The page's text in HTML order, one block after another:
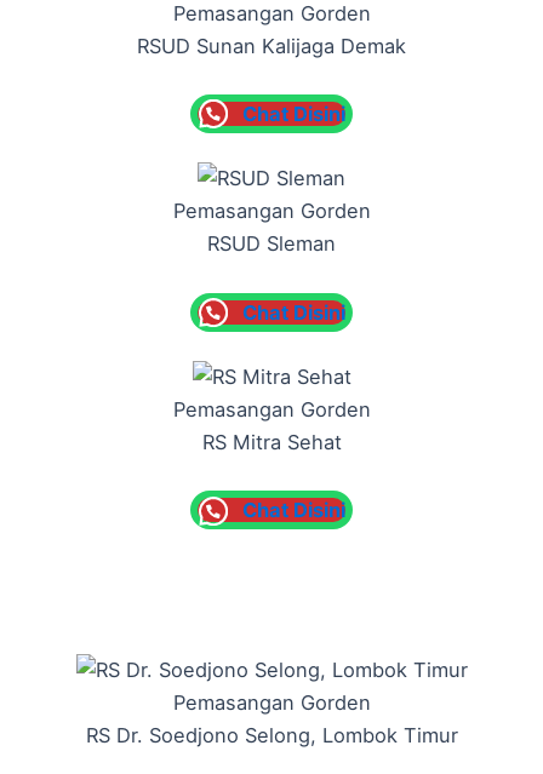
Pemasangan Gorden
RSUD Sunan Kalijaga Demak
Chat Disini
Pemasangan Gorden
RSUD Sleman
Chat Disini
Pemasangan Gorden
RS Mitra Sehat
Chat Disini
Pemasangan Gorden
RS Dr. Soedjono Selong, Lombok Timur